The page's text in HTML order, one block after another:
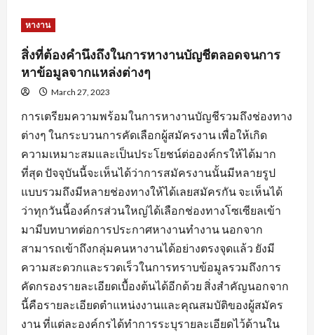
สำหรับ
คน
หา
คน
เพื่อ
ให้การ
งาน
ไป
ดี
หางาน
สิ่งที่ต้องคำนึงถึงในการหางานบัญชีตลอดจนการ
หาข้อมูลจากแหล่งต่างๆ
March 27, 2023
การเตรียมความพร้อมในการหางานบัญชีรวมถึงช่องทาง
ต่างๆ ในกระบวนการคัดเลือกผู้สมัครงาน เพื่อให้เกิด
ความเหมาะสมและเป็นประโยชน์ต่อองค์กรให้ได้มาก
ที่สุด ปัจจุบันนี้จะเห็นได้ว่าการสมัครงานนั้นมีหลายรูป
แบบรวมถึงมีหลายช่องทางให้ได้เลยสมัครกัน จะเห็นได้
ว่าทุกวันนี้องค์กรส่วนใหญ่ได้เลือกช่องทางโซเซียลเข้า
มามีบทบาทต่อการประกาศหางานทำงาน นอกจาก
สามารถเข้าถึงกลุ่มคนหางานได้อย่างตรงจุดแล้ว ยังมี
ความสะดวกและรวดเร็วในการทราบข้อมูลรวมถึงการ
คัดกรองรายละเอียดเบื้องต้นได้อีกด้วย สิ่งสำคัญนอกจาก
นี้คือรายละเอียดตำแหน่งงานและคุณสมบัติของผู้สมัคร
งาน ที่แต่ละองค์กรได้ทำการระบุรายละเอียดไว้ด้านใน